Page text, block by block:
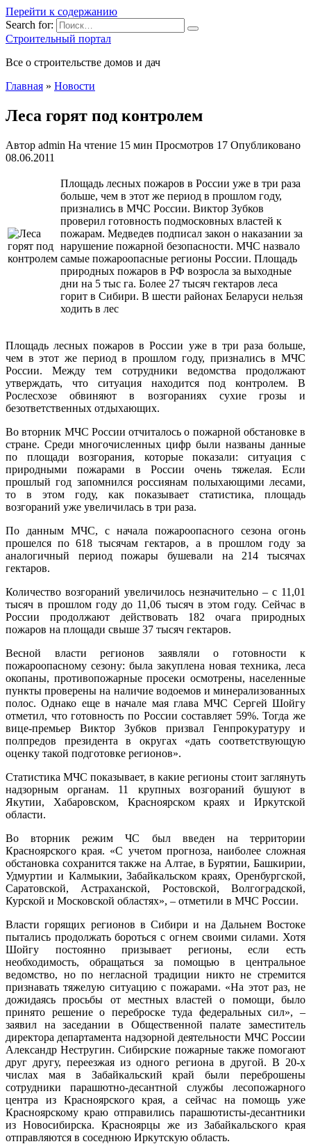
Перейти к содержанию
Search for:
Строительный портал
Все о строительстве домов и дач
Главная » Новости
Леса горят под контролем
Автор admin На чтение 15 мин Просмотров 17 Опубликовано
08.06.2011
Площадь лесных пожаров в России уже в три раза
больше, чем в этот же период в прошлом году,
признались в МЧС России. Виктор Зубков
проверил готовность подмосковных властей к
пожарам. Медведев подписал закон о наказании за
нарушение пожарной безопасности. МЧС назвало
самые пожароопасные регионы России. Площадь
природных пожаров в РФ возросла за выходные
дни на 5 тыс га. Более 27 тысяч гектаров леса
горит в Сибири. В шести районах Беларуси нельзя
ходить в лес
Площадь лесных пожаров в России уже в три раза больше,
чем в этот же период в прошлом году, признались в МЧС
России. Между тем сотрудники ведомства продолжают
утверждать, что ситуация находится под контролем. В
Рослесхозе обвиняют в возгораниях сухие грозы и
безответственных отдыхающих.
Во вторник МЧС России отчиталось о пожарной обстановке в
стране. Среди многочисленных цифр были названы данные
по площади возгорания, которые показали: ситуация с
природными пожарами в России очень тяжелая. Если
прошлый год запомнился россиянам полыхающими лесами,
то в этом году, как показывает статистика, площадь
возгораний уже увеличилась в три раза.
По данным МЧС, с начала пожароопасного сезона огонь
прошелся по 618 тысячам гектаров, а в прошлом году за
аналогичный период пожары бушевали на 214 тысячах
гектаров.
Количество возгораний увеличилось незначительно – с 11,01
тысяч в прошлом году до 11,06 тысяч в этом году. Сейчас в
России продолжают действовать 182 очага природных
пожаров на площади свыше 37 тысяч гектаров.
Весной власти регионов заявляли о готовности к
пожароопасному сезону: была закуплена новая техника, леса
окопаны, противопожарные просеки осмотрены, населенные
пункты проверены на наличие водоемов и минерализованных
полос. Однако еще в начале мая глава МЧС Сергей Шойгу
отметил, что готовность по России составляет 59%. Тогда же
вице-премьер Виктор Зубков призвал Генпрокуратуру и
полпредов президента в округах «дать соответствующую
оценку такой подготовке регионов».
Статистика МЧС показывает, в какие регионы стоит заглянуть
надзорным органам. 11 крупных возгораний бушуют в
Якутии, Хабаровском, Красноярском краях и Иркутской
области.
Во вторник режим ЧС был введен на территории
Красноярского края. «С учетом прогноза, наиболее сложная
обстановка сохранится также на Алтае, в Бурятии, Башкирии,
Удмуртии и Калмыкии, Забайкальском краях, Оренбургской,
Саратовской, Астраханской, Ростовской, Волгоградской,
Курской и Московской областях», – отметили в МЧС России.
Власти горящих регионов в Сибири и на Дальнем Востоке
пытались продолжать бороться с огнем своими силами. Хотя
Шойгу постоянно призывает регионы, если есть
необходимость, обращаться за помощью в центральное
ведомство, но по негласной традиции никто не стремится
признавать тяжелую ситуацию с пожарами. «На этот раз, не
дожидаясь просьбы от местных властей о помощи, было
принято решение о переброске туда федеральных сил», –
заявил на заседании в Общественной палате заместитель
директора департамента надзорной деятельности МЧС России
Александр Нестругин. Сибирские пожарные также помогают
друг другу, переезжая из одного региона в другой. В 20-х
числах мая в Забайкальский край были переброшены
сотрудники парашютно-десантной службы лесопожарного
центра из Красноярского края, а сейчас на помощь уже
Красноярскому краю отправились парашютисты-десантники
из Новосибирска. Красноярцы же из Забайкальского края
отправляются в соседнюю Иркутскую область.